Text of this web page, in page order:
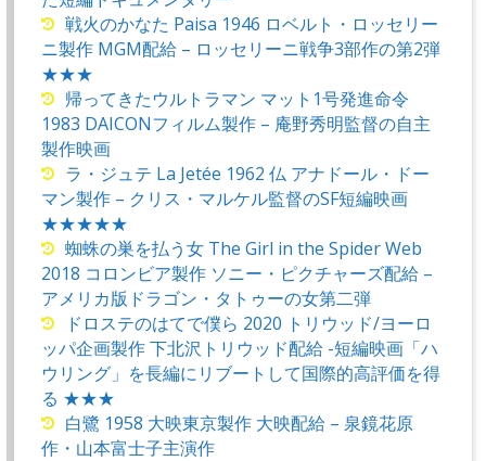
戦火のかなた Paisa 1946 ロベルト・ロッセリー
ニ製作 MGM配給 – ロッセリーニ戦争3部作の第2弾
★★★
帰ってきたウルトラマン マット1号発進命令
1983 DAICONフィルム製作 – 庵野秀明監督の自主
製作映画
ラ・ジュテ La Jetée 1962 仏 アナドール・ドー
マン製作 – クリス・マルケル監督のSF短編映画
★★★★★
蜘蛛の巣を払う女 The Girl in the Spider Web
2018 コロンビア製作 ソニー・ピクチャーズ配給 –
アメリカ版ドラゴン・タトゥーの女第二弾
ドロステのはてで僕ら 2020 トリウッド/ヨーロ
ッパ企画製作 下北沢トリウッド配給 -短編映画「ハ
ウリング」を長編にリブートして国際的高評価を得
る ★★★
白鷺 1958 大映東京製作 大映配給 – 泉鏡花原
作・山本富士子主演作